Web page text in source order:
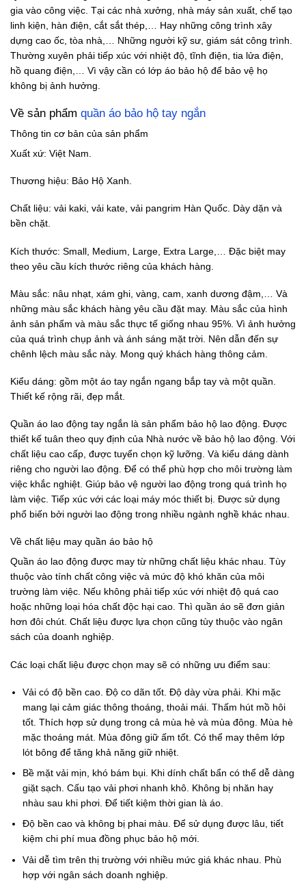
gia vào công việc. Tại các nhà xưởng, nhà máy sản xuất, chế tạo
linh kiện, hàn điện, cắt sắt thép,… Hay những công trình xây
dựng cao ốc, tòa nhà,… Những người kỹ sư, giám sát công trình.
Thường xuyên phải tiếp xúc với nhiệt độ, tĩnh điện, tia lửa điện,
hồ quang điện,… Vì vậy cần có lớp áo bảo hộ để bảo vệ họ
không bị ảnh hưởng.
Về sản phẩm quần áo bảo hộ tay ngắn
Thông tin cơ bản của sản phẩm
Xuất xứ: Việt Nam.
Thương hiệu: Bảo Hộ Xanh.
Chất liệu: vải kaki, vải kate, vải pangrim Hàn Quốc. Dày dặn và
bền chặt.
Kích thước: Small, Medium, Large, Extra Large,… Đặc biệt may
theo yêu cầu kích thước riêng của khách hàng.
Màu sắc: nâu nhạt, xám ghi, vàng, cam, xanh dương đậm,… Và
những màu sắc khách hàng yêu cầu đặt may. Màu sắc của hình
ảnh sản phẩm và màu sắc thực tế giống nhau 95%. Vì ảnh hưởng
của quá trình chụp ảnh và ánh sáng mặt trời. Nên dẫn đến sự
chênh lệch màu sắc này. Mong quý khách hàng thông cảm.
Kiểu dáng: gồm một áo tay ngắn ngang bắp tay và một quần.
Thiết kế rộng rãi, đẹp mắt.
Quần áo lao động tay ngắn là sản phẩm bảo hộ lao động. Được
thiết kế tuân theo quy định của Nhà nước về bảo hộ lao động. Với
chất liệu cao cấp, được tuyển chọn kỹ lưỡng. Và kiểu dáng dành
riêng cho người lao động. Để có thể phù hợp cho môi trường làm
việc khắc nghiệt. Giúp bảo vệ người lao động trong quá trình họ
làm việc. Tiếp xúc với các loại máy móc thiết bị. Được sử dụng
phổ biến bởi người lao động trong nhiều ngành nghề khác nhau.
Về chất liệu may quần áo bảo hộ
Quần áo lao động được may từ những chất liệu khác nhau. Tùy
thuộc vào tính chất công việc và mức độ khó khăn của môi
trường làm việc. Nếu không phải tiếp xúc với nhiệt độ quá cao
hoặc những loại hóa chất độc hại cao. Thì quần áo sẽ đơn giản
hơn đôi chút. Chất liệu được lựa chọn cũng tùy thuộc vào ngân
sách của doanh nghiệp.
Các loại chất liệu được chọn may sẽ có những ưu điểm sau:
Vải có độ bền cao. Độ co dãn tốt. Độ dày vừa phải. Khi mặc
mang lại cảm giác thông thoáng, thoải mái. Thấm hút mồ hôi
tốt. Thích hợp sử dụng trong cả mùa hè và mùa đông. Mùa hè
mặc thoáng mát. Mùa đông giữ ấm tốt. Có thể may thêm lớp
lót bông để tăng khả năng giữ nhiệt.
Bề mặt vải mịn, khó bám bụi. Khi dính chất bẩn có thể dễ dàng
giặt sạch. Cấu tạo vải phơi nhanh khô. Không bị nhăn hay
nhàu sau khi phơi. Để tiết kiệm thời gian là áo.
Độ bền cao và không bị phai màu. Để sử dụng được lâu, tiết
kiệm chi phí mua đồng phục bảo hộ mới.
Vải dễ tìm trên thị trường với nhiều mức giá khác nhau. Phù
hợp với ngân sách doanh nghiệp.